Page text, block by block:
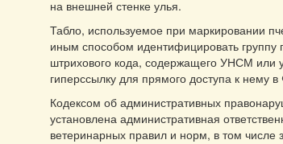
на внешней стенке улья.
Табло, используемое при маркировании
иным способом идентифицировать
штрихового кода, содержащего УНСМ или
гиперссылку для прямого доступа к
Кодексом об административных
установлена административная
ветеринарных правил и норм, в том числе